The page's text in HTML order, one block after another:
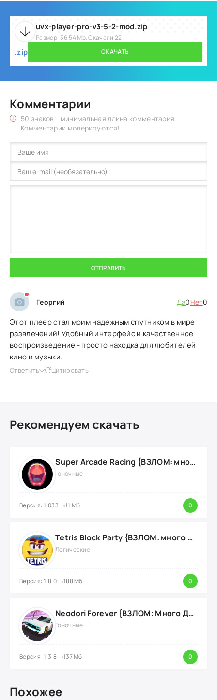
uvx-player-pro-v3-5-2-mod.zip
Размер: 36.54 Mb, Скачали 22
.zip СКАЧАТЬ
Комментарии
50 знаков - минимальная длина комментария.
Комментарии модерируются!
ОТПРАВИТЬ
Георгий Да0Нет0
Этот плеер стал моим надежным спутником в мире
развлечений! Удобный интерфейс и качественное
воспроизведение - просто находка для любителей
кино и музыки.
Ответить Цитировать
Рекомендуем скачать
Super Arcade Racing {ВЗЛОМ: много золотых монет}
Гоночные
Версия: 1.033 11 Мб 0
Tetris Block Party {ВЗЛОМ: много денег}
Логические
Версия: 1.8.0 188 Мб 0
Neodori Forever {ВЗЛОМ: Много Денег}
Гоночные
Версия: 1.3.8 137 Мб 0
Похожее